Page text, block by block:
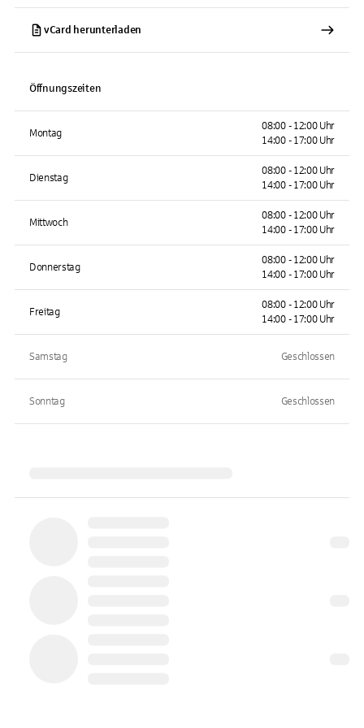
vCard herunterladen
Öffnungszeiten
Montag
08:00 - 12:00 Uhr
14:00 - 17:00 Uhr
Dienstag
08:00 - 12:00 Uhr
14:00 - 17:00 Uhr
Mittwoch
08:00 - 12:00 Uhr
14:00 - 17:00 Uhr
Donnerstag
08:00 - 12:00 Uhr
14:00 - 17:00 Uhr
Freitag
08:00 - 12:00 Uhr
14:00 - 17:00 Uhr
Samstag Geschlossen
Sonntag Geschlossen